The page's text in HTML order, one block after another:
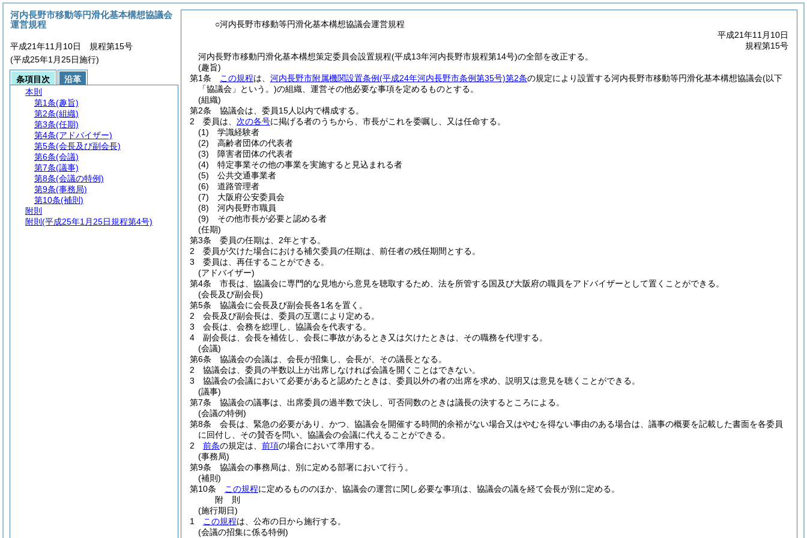
○河内長野市移動等円滑化基本構想協議会運営規程
平成21年11月10日
規程第15号
河内長野市移動円滑化基本構想策定委員会設置規程(平成13年河内長野市規程第14号)の全部を改正する。
(趣旨)
第1条
この規程は、 河内長野市附属機関設置条例(平成24年河内長野市条例第35号)第2条の規定により設置する河内長野市移動等円滑化基本構想協議会(以下
「協議会」という。)の組織、運営その他必要な事項を定めるものとする。
(組織)
第2条
協議会は、委員15人以内で構成する。
2
委員は、 次の各号に掲げる者のうちから、市長がこれを委嘱し、又は任命する。
(1)
学識経験者
(2)
高齢者団体の代表者
(3)
障害者団体の代表者
(4)
特定事業その他の事業を実施すると見込まれる者
(5)
公共交通事業者
(6)
道路管理者
(7)
大阪府公安委員会
(8)
河内長野市職員
(9)
その他市長が必要と認める者
(任期)
第3条
委員の任期は、2年とする。
2
委員が欠けた場合における補欠委員の任期は、前任者の残任期間とする。
3
委員は、再任することができる。
(アドバイザー)
第4条
市長は、協議会に専門的な見地から意見を聴取するため、法を所管する国及び大阪府の職員をアドバイザーとして置くことができる。
(会長及び副会長)
第5条
協議会に会長及び副会長各1名を置く。
2
会長及び副会長は、委員の互選により定める。
3
会長は、会務を総理し、協議会を代表する。
4
副会長は、会長を補佐し、会長に事故があるとき又は欠けたときは、その職務を代理する。
(会議)
第6条
協議会の会議は、会長が招集し、会長が、その議長となる。
2
協議会は、委員の半数以上が出席しなければ会議を開くことはできない。
3
協議会の会議において必要があると認めたときは、委員以外の者の出席を求め、説明又は意見を聴くことができる。
(議事)
第7条
協議会の議事は、出席委員の過半数で決し、可否同数のときは議長の決するところによる。
(会議の特例)
第8条
会長は、緊急の必要があり、かつ、協議会を開催する時間的余裕がない場合又はやむを得ない事由のある場合は、議事の概要を記載した書面を各委員
に回付し、その賛否を問い、協議会の会議に代えることができる。
2
前条の規定は、 前項の場合において準用する。
(事務局)
第9条
協議会の事務局は、別に定める部署において行う。
(補則)
第10条
この規程に定めるもののほか、協議会の運営に関し必要な事項は、協議会の議を経て会長が別に定める。
附 則
(施行期日)
1
この規程は、公布の日から施行する。
(会議の招集に係る特例)
河内長野市移動等円滑化基本構想協議会
運営規程
平成21年11月10日 規程第15号
(平成25年1月25日施行)
条項目次
沿革
本則
第1条(趣旨)
第2条(組織)
第3条(任期)
第4条(アドバイザー)
第5条(会長及び副会長)
第6条(会議)
第7条(議事)
第8条(会議の特例)
第9条(事務局)
第10条(補則)
附則
附則 (平成25年1月25日規程第4号)